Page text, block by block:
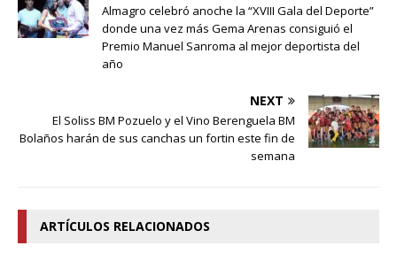
Almagro celebró anoche la “XVIII Gala del Deporte”
donde una vez más Gema Arenas consiguió el
Premio Manuel Sanroma al mejor deportista del
año
NEXT
El Soliss BM Pozuelo y el Vino Berenguela BM
Bolaños harán de sus canchas un fortin este fin de
semana
ARTÍCULOS RELACIONADOS